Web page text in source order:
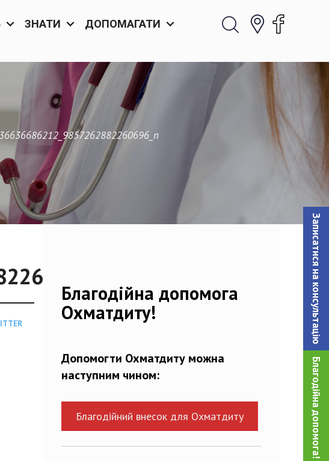
Записатися на консультацiю
Благодійна допомога!
ЗНАТИ ДОПОМАГАТИ
Благодійна допомога
Охматдиту!
Допомогти Охматдиту можна
наступним чином:
Благодійний внесок для Охматдиту